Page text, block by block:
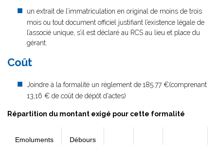
un extrait de l’immatriculation en original de moins de trois
mois ou tout document officiel justifiant l’existence légale de
l’associé unique, s’il est déclaré au RCS au lieu et place du
gérant.
Coût
Joindre à la formalité un règlement de185.77 €(comprenant
13,16 € de coût de dépôt d'actes)
Répartition du montant exigé pour cette formalité
Emoluments
Débours